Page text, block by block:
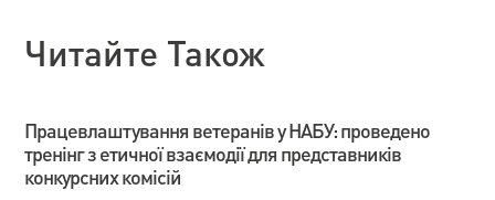
Читайте Також
Працевлаштування ветеранів у НАБУ: проведено
тренінг з етичної взаємодії для представників
конкурсних комісій